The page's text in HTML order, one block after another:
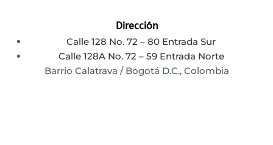
Dirección
Calle 128 No. 72 – 80 Entrada Sur
Calle 128A No. 72 – 59 Entrada Norte
Barrio Calatrava / Bogotá D.C., Colombia